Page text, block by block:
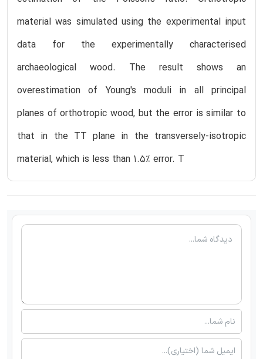
material was simulated using the experimental input
data for the experimentally characterised
archaeological wood. The result shows an
overestimation of Young's moduli in all principal
planes of orthotropic wood, but the error is similar to
that in the TT plane in the transversely-isotropic
material, which is less than 1.5% error. T